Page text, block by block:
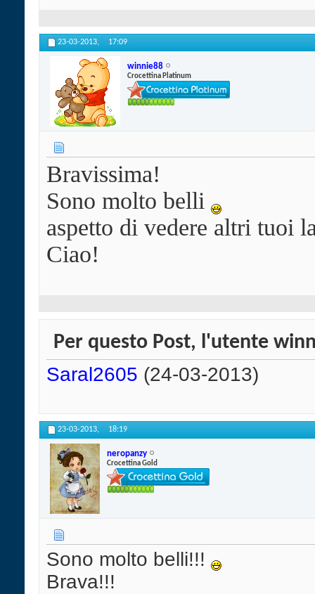
23-03-2013, 17:09
winnie88
Crocettina Platinum
Bravissima!
Sono molto belli
aspetto di vedere altri tuoi
Ciao!
Per questo Post, l'utente
Saral2605 (24-03-2013)
23-03-2013, 18:19
neropanzy
Crocettina Gold
Sono molto belli!!!
Brava!!!